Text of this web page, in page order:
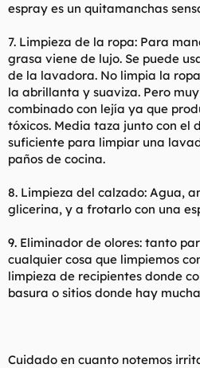
espray es un quitamanchas
7. Limpieza de la ropa: Para
grasa viene de lujo. Se puede
de la lavadora. No limpia la
la abrillanta y suaviza. Pero
combinado con lejía ya que
tóxicos. Media taza junto con el
suficiente para limpiar una
paños de cocina.
8. Limpieza del calzado: Agua,
glicerina, y a frotarlo con una
9. Eliminador de olores: tanto
cualquier cosa que limpiemos
limpieza de recipientes donde
basura o sitios donde hay
Cuidado en cuanto notemos